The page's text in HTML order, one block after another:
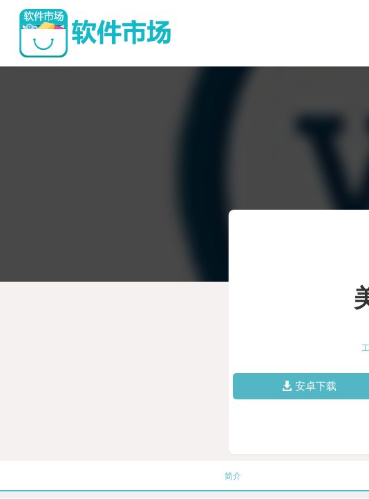
安卓下载
简介